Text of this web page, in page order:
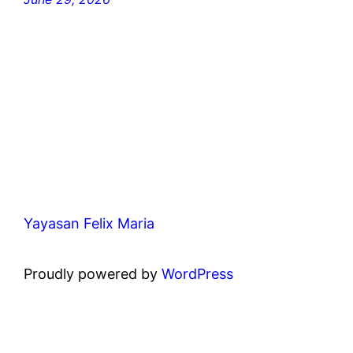
Yayasan Felix Maria
Proudly powered byWordPress